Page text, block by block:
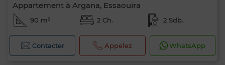
Appartement à Argana, Essaouira
90 m² 2 Ch. 2 Sdb.
Contacter Appelez WhatsApp